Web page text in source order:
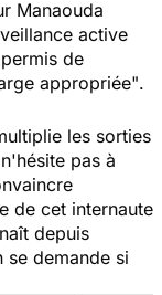
Manaouda
active
de
appropriée".
les sorties
pas à
de cet internaute
depuis
se demande si